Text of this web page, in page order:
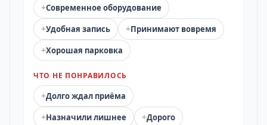
+Современное оборудование
+Удобная запись +Принимают вовремя
+Хорошая парковка
ЧТО НЕ ПОНРАВИЛОСЬ
+Долго ждал приёма
+Назначили лишнее +Дорого